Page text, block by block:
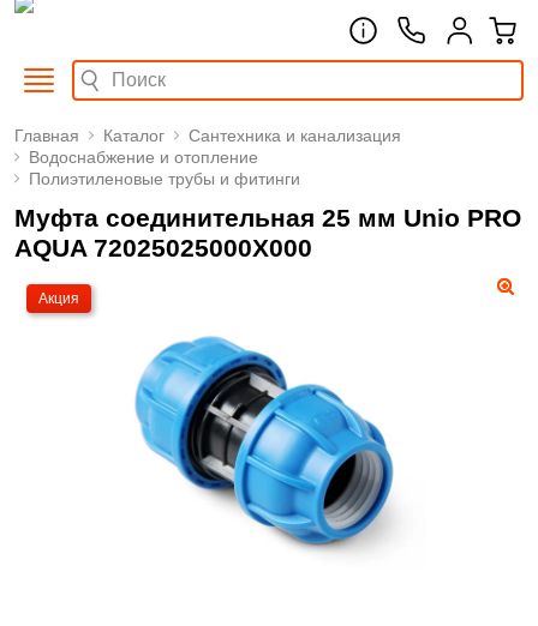
Главная Каталог
Сантехника и канализация
Водоснабжение и отопление
Полиэтиленовые трубы и фитинги
Муфта соединительная 25 мм Unio PRO
AQUA 72025025000X000
Акция